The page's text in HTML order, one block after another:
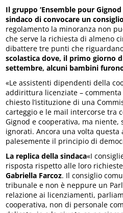
Il gruppo ‘Ensemble pour
sindaco di convocare un
regolamento la minoranza non
che serve la richiesta di almeno
dibattere tre punti che
scolastica dove, il primo giorno
settembre, alcuni bambini
«Le assistenti dipendenti della
addirittura licenziate – commenta
chiesto l’istituzione di una
carteggio e le mail intercorse tra
Gignod e cooperativa, ma niente,
ignorati. Ancora una volta
palesemente il principio di
La replica della sindaca«I
risposta rispetto alle loro
Gabriella Farcoz. Il consiglio
tribunale e non è neppure un
relazione ai licenziamenti,
cooperativa, non di personale